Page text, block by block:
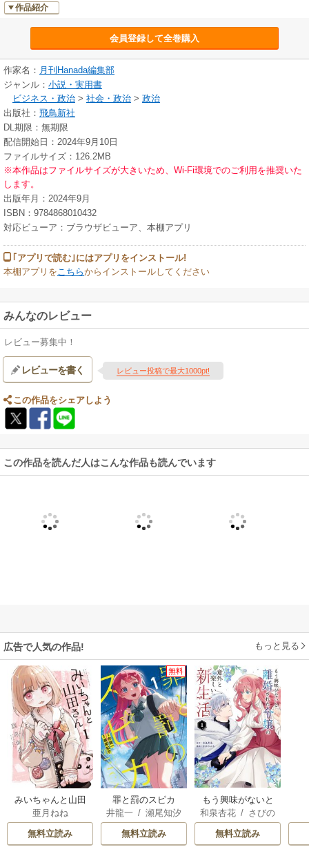
作品紹介
会員登録して全巻購入
作家名： 月刊Hanada編集部
ジャンル： 小説・実用書
ビジネス・政治 > 社会・政治 > 政治
出版社： 飛鳥新社
DL期限：無期限
配信開始日：2024年9月10日
ファイルサイズ：126.2MB
※本作品はファイルサイズが大きいため、Wi-Fi環境でのご利用を推奨いた
します。
出版年月：2024年9月
ISBN：9784868010432
対応ビューア：ブラウザビューア、本棚アプリ
｢アプリで読む｣にはアプリをインストール!
本棚アプリを こちらからインストールしてください
みんなのレビュー
レビュー募集中！
レビューを書く レビュー投稿で最大1000pt!
この作品をシェアしよう
この作品を読んだ人はこんな作品も読んでいます
広告で人気の作品! もっと見る
みいちゃんと山田
さん
亜月ねね
無料立読み
無料
罪と罰のスピカ
井龍一 /瀬尾知汐
無料立読み
もう興味がないと
離婚された令嬢の
意外と楽しい新生
活
和泉杏花 / さびの
ぶち
無料立読み